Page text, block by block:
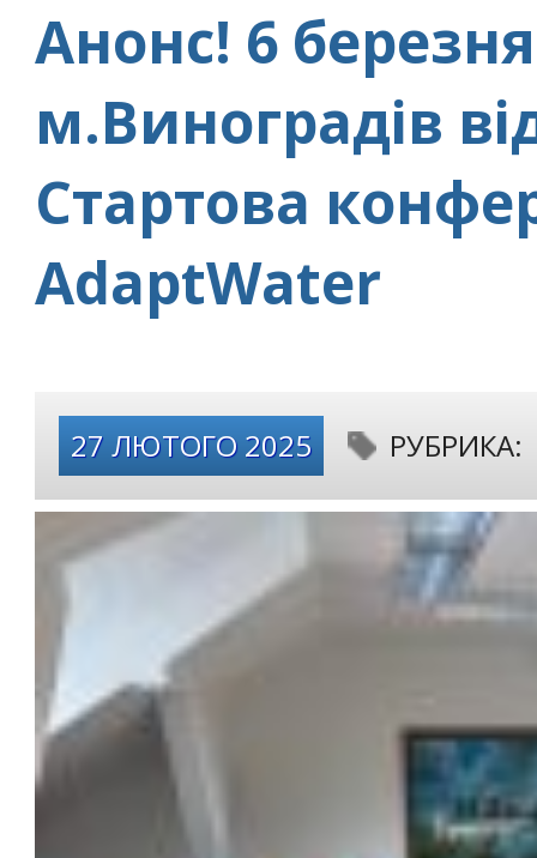
Анонс! 6
м.Виноградів
Стартова
AdaptWater
27 ЛЮТОГО 2025 РУБРИКА: